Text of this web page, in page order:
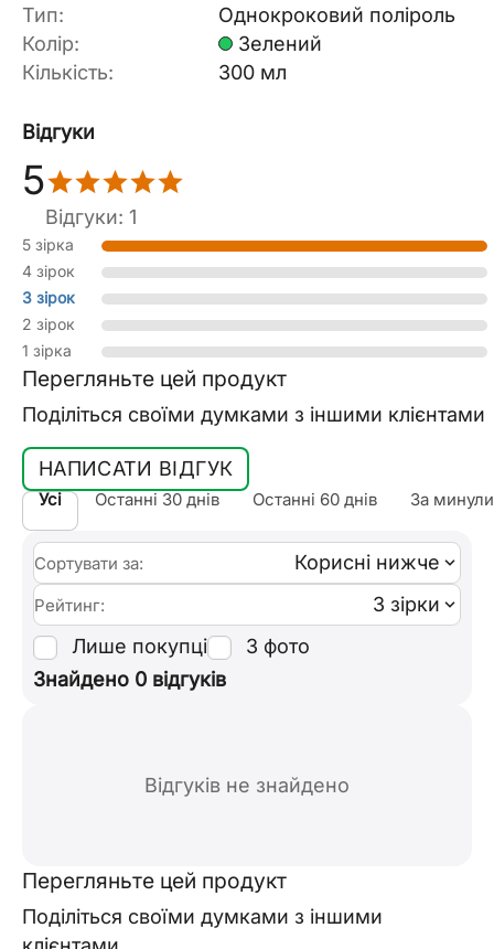
Тип:
Однокроковий поліроль
Колір:
Зелений
Кількість:
300 мл
Відгуки
5
Відгуки: 1
5 зірка
4 зірок
3 зірок
2 зірок
1 зірка
Перегляньте цей продукт
Поділіться своїми думками з іншими клієнтами
НАПИСАТИ ВІДГУК
Усі Останні 30 днів Останні 60 днів За
Сортувати за: Корисні нижче
Рейтинг:
3 зірки
Лише покупці
З фото
Знайдено 0 відгуків
Відгуків не знайдено
Перегляньте цей продукт
Поділіться своїми думками з іншими